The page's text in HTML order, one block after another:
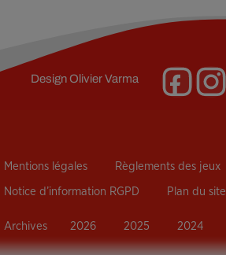
DesignOlivier Varma
Mentions légales Règlements des jeux
Notice d’information RGPD Plan du site
Archives 2026 2025 2024